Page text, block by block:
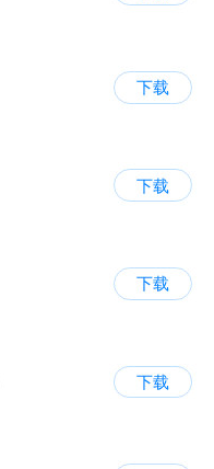
下载
下载
下载
下载